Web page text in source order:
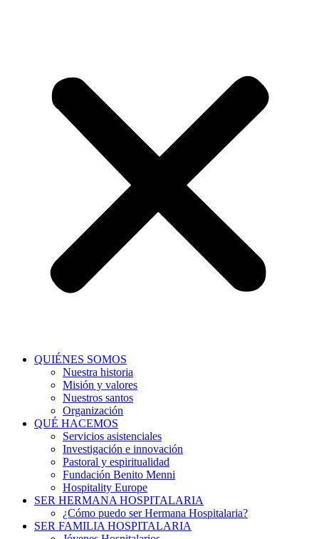
QUIÉNES SOMOS
Nuestra historia
Misión y valores
Nuestros santos
Organización
QUÉ HACEMOS
Servicios asistenciales
Investigación e innovación
Pastoral y espiritualidad
Fundación Benito Menni
Hospitality Europe
SER HERMANA HOSPITALARIA
¿Cómo puedo ser Hermana Hospitalaria?
SER FAMILIA HOSPITALARIA